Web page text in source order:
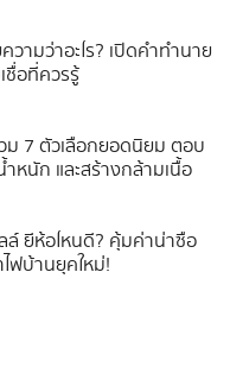
ามว่าอะไร? เปิดคำทำนาย
ชื่อที่ควรรู้
ม 7 ตัวเลือกยอดนิยม ตอบ
หนัก และสร้างกล้ามเนื้อ
ล์ ยี่ห้อไหนดี? คุ้มค่าน่าซื้อ
ฟบ้านยุคใหม่!